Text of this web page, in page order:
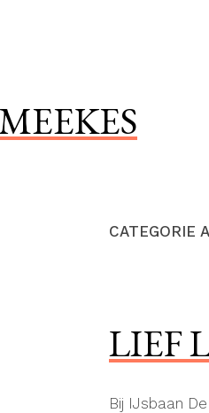
CATEGORIE
LIEF
Bij IJsbaan